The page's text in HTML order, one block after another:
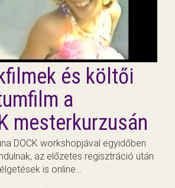
és költői
a
mesterkurzusán
DOCK workshopjával egyidőben
az előzetes regisztráció után
is online…